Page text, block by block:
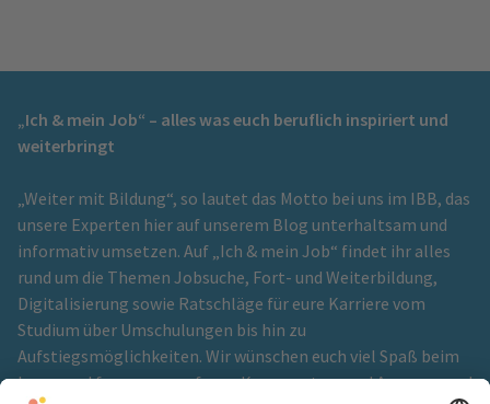
„Ich & mein Job“ – alles was euch beruflich inspiriert und
weiterbringt
„Weiter mit Bildung“, so lautet das Motto bei uns im IBB, das
unsere Experten hier auf unserem Blog unterhaltsam und
informativ umsetzen. Auf „Ich & mein Job“ findet ihr alles
rund um die Themen Jobsuche, Fort- und Weiterbildung,
Digitalisierung sowie Ratschläge für eure Karriere vom
Studium über Umschulungen bis hin zu
Aufstiegsmöglichkeiten. Wir wünschen euch viel Spaß beim
Lesen und freuen uns auf eure Kommentare und Anregungen!